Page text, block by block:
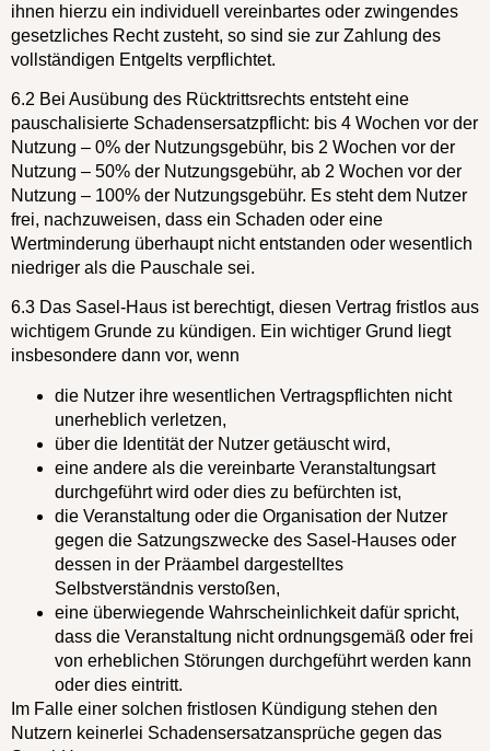
ihnen hierzu ein individuell vereinbartes oder zwingendes
gesetzliches Recht zusteht, so sind sie zur Zahlung des
vollständigen Entgelts verpflichtet.
6.2 Bei Ausübung des Rücktrittsrechts entsteht eine
pauschalisierte Schadensersatzpflicht: bis 4 Wochen vor der
Nutzung – 0% der Nutzungsgebühr, bis 2 Wochen vor der
Nutzung – 50% der Nutzungsgebühr, ab 2 Wochen vor der
Nutzung – 100% der Nutzungsgebühr. Es steht dem Nutzer
frei, nachzuweisen, dass ein Schaden oder eine
Wertminderung überhaupt nicht entstanden oder wesentlich
niedriger als die Pauschale sei.
6.3 Das Sasel-Haus ist berechtigt, diesen Vertrag fristlos aus
wichtigem Grunde zu kündigen. Ein wichtiger Grund liegt
insbesondere dann vor, wenn
die Nutzer ihre wesentlichen Vertragspflichten nicht
unerheblich verletzen,
über die Identität der Nutzer getäuscht wird,
eine andere als die vereinbarte Veranstaltungsart
durchgeführt wird oder dies zu befürchten ist,
die Veranstaltung oder die Organisation der Nutzer
gegen die Satzungszwecke des Sasel-Hauses oder
dessen in der Präambel dargestelltes
Selbstverständnis verstoßen,
eine überwiegende Wahrscheinlichkeit dafür spricht,
dass die Veranstaltung nicht ordnungsgemäß oder frei
von erheblichen Störungen durchgeführt werden kann
oder dies eintritt.
Im Falle einer solchen fristlosen Kündigung stehen den
Nutzern keinerlei Schadensersatzansprüche gegen das